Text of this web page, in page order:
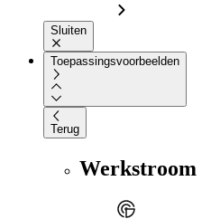
Sluiten
Toepassingsvoorbeelden
Terug
Werkstroom